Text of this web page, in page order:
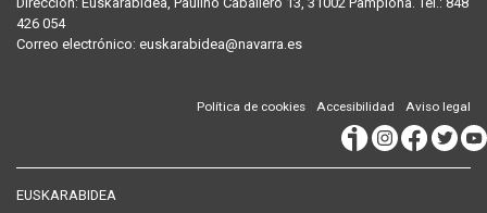
426 054
Correo electrónico: euskarabidea@navarra.es
Aviso legal
Accesibilidad
Política de cookies
EUSKARABIDEA